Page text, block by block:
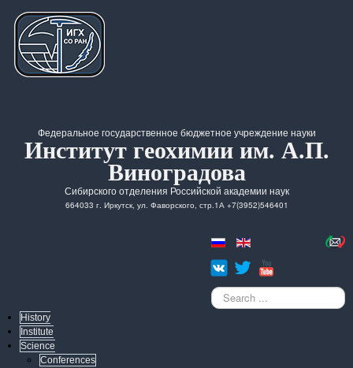
Федеральное государственное бюджетное учреждение науки
Институт геохимии им. А.П.
Виноградова
Сибирского отделения Российской академии наук
664033 г. Иркутск, ул. Фаворского, стр.1А +7(3952)546401
Search
...
History
Institute
Science
Conferences